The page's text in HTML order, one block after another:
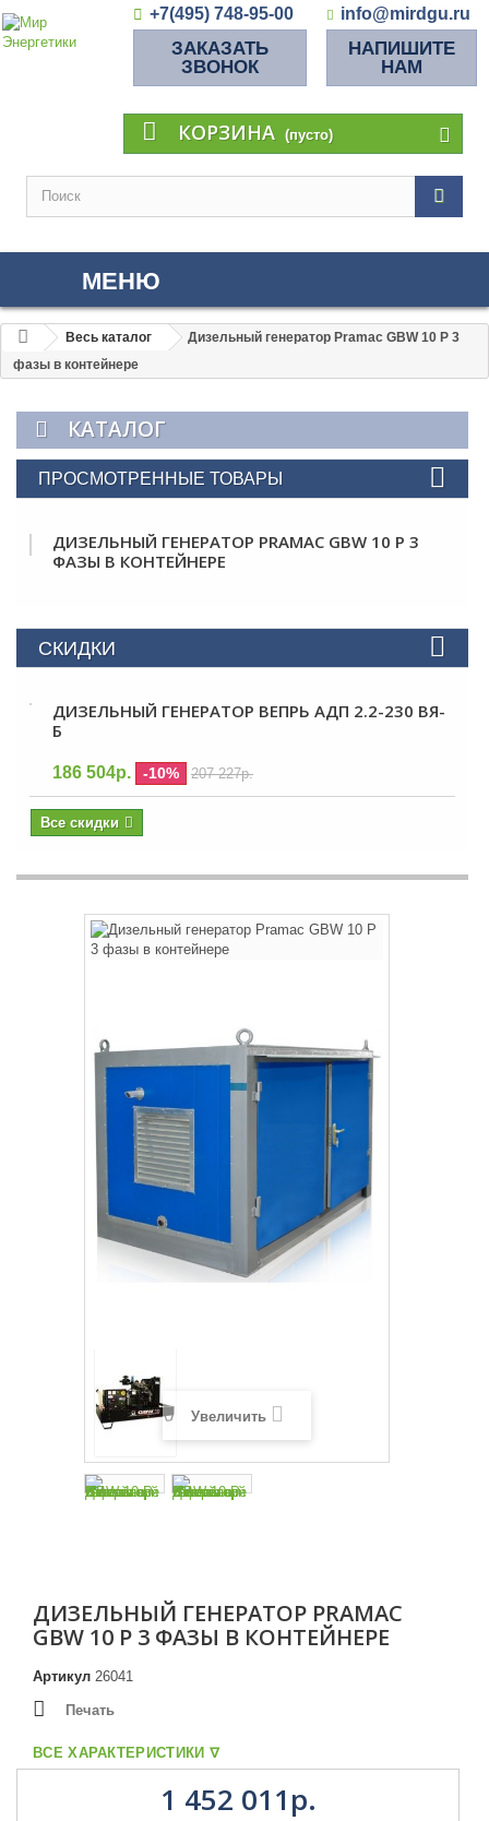
+7(495) 748-95-00 info@mirdgu.ru
ЗАКАЗАТЬ
ЗВОНОК
НАПИШИТЕ
НАМ
КОРЗИНА (пусто)
МЕНЮ
Весь каталог
Дизельный генератор Pramac GBW 10 P 3
фазы в контейнере
КАТАЛОГ
ПРОСМОТРЕННЫЕ ТОВАРЫ
ДИЗЕЛЬНЫЙ ГЕНЕРАТОР PRAMAC GBW 10 P 3
ФАЗЫ В КОНТЕЙНЕРЕ
СКИДКИ
ДИЗЕЛЬНЫЙ ГЕНЕРАТОР ВЕПРЬ АДП 2.2-230 ВЯ-
Б
186 504р. -10% 207 227р.
Все скидки
Увеличить
ДИЗЕЛЬНЫЙ ГЕНЕРАТОР PRAMAC
GBW 10 P 3 ФАЗЫ В КОНТЕЙНЕРЕ
Артикул 26041
Печать
ВСЕ ХАРАКТЕРИСТИКИ ᐁ
1 452 011р.